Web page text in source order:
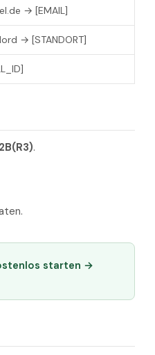
→ [EMAIL]
→ [STANDORT]
.
starten →